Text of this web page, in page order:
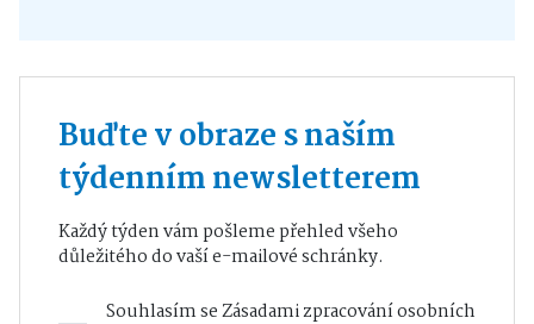
Buďte v obraze s naším
týdenním newsletterem
Každý týden vám pošleme přehled všeho
důležitého do vaší e-mailové schránky.
Souhlasím seZásadami zpracování osobních